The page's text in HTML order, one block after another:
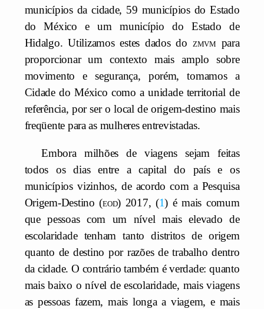
municípios da cidade, 59 municípios do Estado
do México e um município do Estado de
Hidalgo. Utilizamos estes dados do zmvm para
proporcionar um contexto mais amplo sobre
movimento e segurança, porém, tomamos a
Cidade do México como a unidade territorial de
referência, por ser o local de origem-destino mais
freqüente para as mulheres entrevistadas.
Embora milhões de viagens sejam feitas
todos os dias entre a capital do país e os
municípios vizinhos, de acordo com a Pesquisa
Origem-Destino (eod) 2017, 1
é mais comum
que pessoas com um nível mais elevado de
escolaridade tenham tanto distritos de origem
quanto de destino por razões de trabalho dentro
da cidade. O contrário também é verdade: quanto
mais baixo o nível de escolaridade, mais viagens
as pessoas fazem, mais longa a viagem, e mais